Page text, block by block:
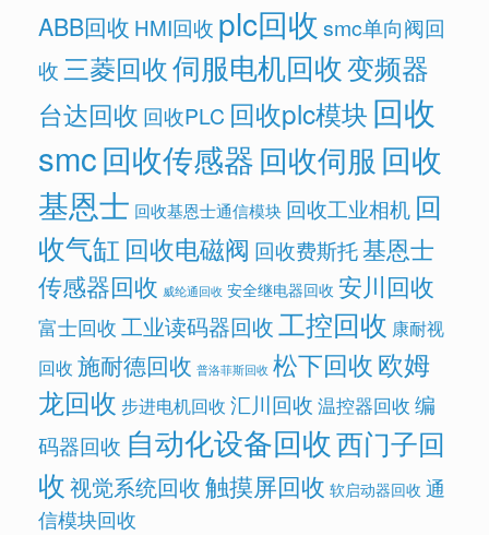
ABB回收 HMI回收 plc回收 smc单向阀回
收三菱回收伺服电机回收变频器
台达回收 回收PLC 回收plc模块 回收
smc回收传感器回收伺服 回收
基恩士 回收基恩士通信模块 回收工业相机 回
收气缸 回收电磁阀 回收费斯托基恩士
传感器回收 威纶通回收 安全继电器回收 安川回收
富士回收工业读码器回收工控回收 康耐视
回收 施耐德回收 普洛菲斯回收 松下回收欧姆
龙回收 步进电机回收 汇川回收 温控器回收 编
码器回收 自动化设备回收西门子回
收视觉系统回收触摸屏回收 软启动器回收 通
信模块回收